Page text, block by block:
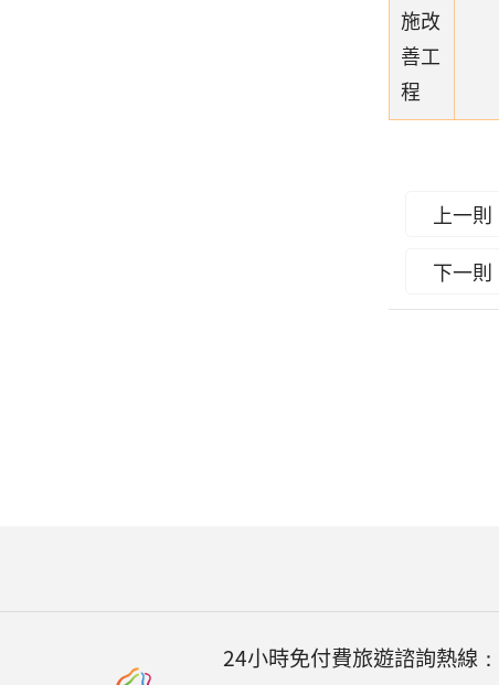
施改
善工
程
上一則
下一則
24小時免付費旅遊諮詢熱線：